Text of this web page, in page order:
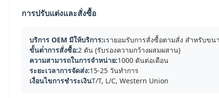
การปรับแต่งและสั่งซื้อ
บริการ OEM มีให้บริการ:เรายอมรับการสั่งซื้อตามสั่ง สําหรับข
ขั้นต่ําการสั่งซื้อ:2 ตัน (รับรองความกว้างผสมผสาน)
ความสามารถในการจําหน่าย:1000 ตันต่อเดือน
ระยะเวลาการจัดส่ง:15-25 วันทําการ
เงื่อนไขการชําระเงินT/T, L/C, Western Union